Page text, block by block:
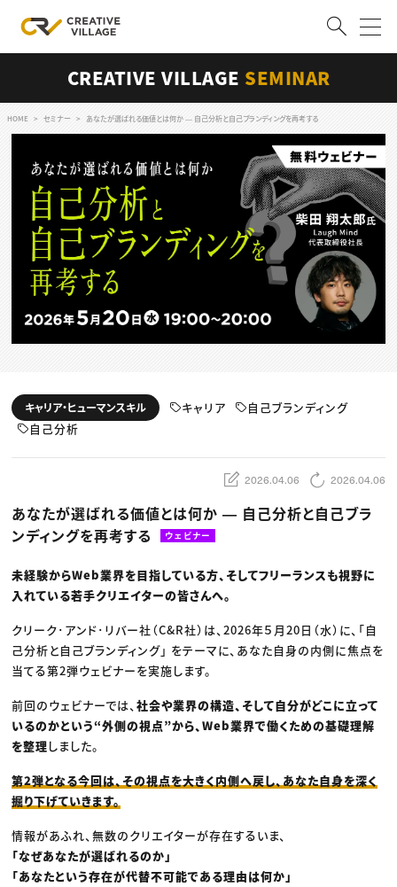
ログイン 会員登録
RECRUIT
クリエイター求人を探す
CREATIVE JOB求人検索
特集求人
採用説明会
転職支援サービス
CONTENTS
スキルアップしたい！
動画配信・映像制作
編集・ライティング
マーケティング
業界解説・キャリア事情
TOP Creator’s コラム トップ
Webクリエイター
アプリクリエイター
映像クリエイター
C＆R Magazine
セミナー
ニュース・トレンド
Web
映像
ゲーム・エンタメ
広告
出版
CREATIVE VILLAGEからのお知らせ
プロフェッショナル×つながる×メディア
CREATIVE VILLAGE SEMINAR
HOME セミナー あなたが選ばれる価値とは何か ― 自己分析と自己ブランディングを再考する
キャリア・ヒューマンスキル キャリア
自己ブランディング
自己分析
2026.04.06 2026.04.06
あなたが選ばれる価値とは何か ― 自己分析と自己ブラ
ンディングを再考する
ウェビナー
未経験からWeb業界を目指している方、そしてフリーランスも視野に
入れている若手クリエイターの皆さんへ。
クリーク･アンド･リバー社（C&R社）は、2026年５月20日（水）に、「自
己分析と自己ブランディング」 をテーマに、あなた自身の内側に焦点を
当てる第2弾ウェビナーを実施します。
前回のウェビナーでは、社会や業界の構造、そして自分がどこに立って
いるのかという“外側の視点”から、Web業界で働くための基礎理解
を整理しました。
第2弾となる今回は、その視点を大きく内側へ戻し、あなた自身を深く
掘り下げていきます。
情報があふれ、無数のクリエイターが存在するいま、
「なぜあなたが選ばれるのか」
「あなたという存在が代替不可能である理由は何か」